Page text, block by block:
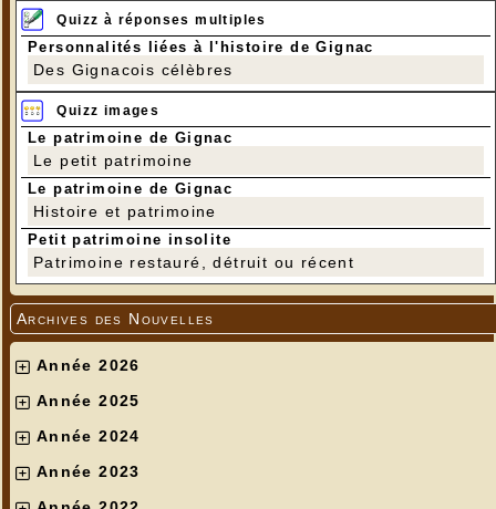
Quizz à réponses multiples
Personnalités liées à l'histoire de Gignac
Des Gignacois célèbres
Quizz images
Le patrimoine de Gignac
Le petit patrimoine
Le patrimoine de Gignac
Histoire et patrimoine
Petit patrimoine insolite
Patrimoine restauré, détruit ou récent
Archives des Nouvelles
Année 2026
Année 2025
Année 2024
Année 2023